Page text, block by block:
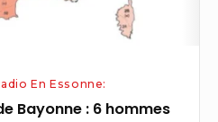
En Essonne:
Bayonne : 6 hommes